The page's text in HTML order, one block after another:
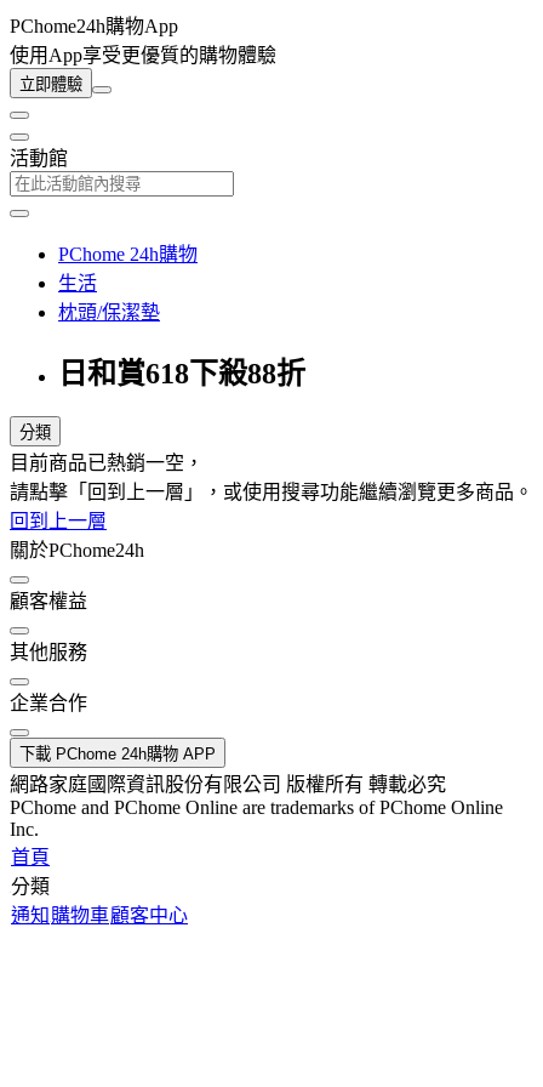
PChome24h購物App
使用App享受更優質的購物體驗
立即體驗
活動館
PChome 24h購物
生活
枕頭/保潔墊
日和賞618下殺88折
分類
目前商品已熱銷一空，
請點擊「回到上一層」，或使用搜尋功能繼續瀏覽更多商品。
回到上一層
關於PChome24h
顧客權益
其他服務
企業合作
下載 PChome 24h購物 APP
網路家庭國際資訊股份有限公司 版權所有 轉載必究
PChome and PChome Online are trademarks of PChome Online
Inc.
首頁
分類
通知 購物車顧客中心